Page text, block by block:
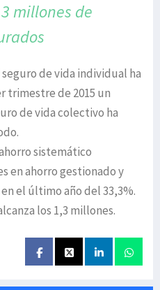
millones de
de vida individual ha
trimestre de 2015 un
de vida colectivo ha
sistemático
en ahorro gestionado y
el último año del 33,3%.
los 1,3 millones.